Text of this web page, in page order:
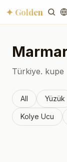
✦ Golden
Türkiye. kupe
All Yüzük
Kolye Ucu